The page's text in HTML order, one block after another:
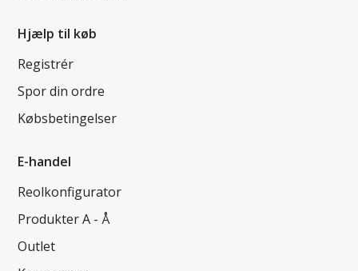
Hjælp til køb
Registrér
Spor din ordre
Købsbetingelser
E-handel
Reolkonfigurator
Produkter A - Å
Outlet